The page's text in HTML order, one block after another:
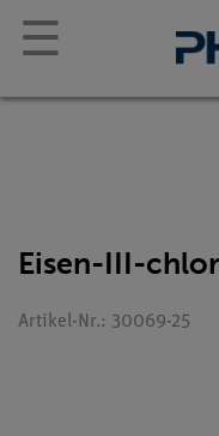
☰
Eisen-III-
Artikel-Nr.: 30069-25